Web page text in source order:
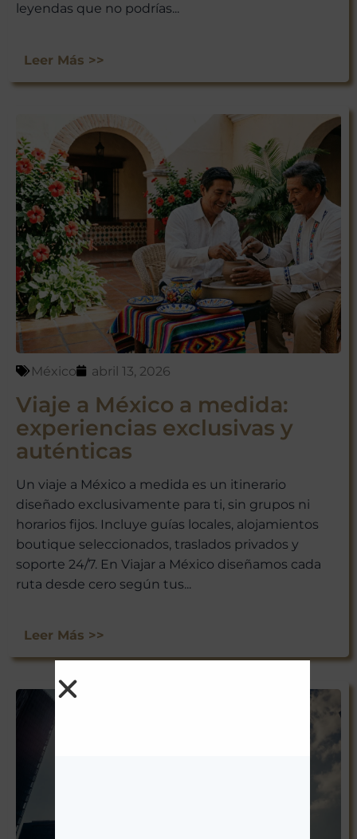
leyendas que no podrías...
Leer Más >>
México abril 13, 2026
Viaje a México a medida:
experiencias exclusivas y
auténticas
Un viaje a México a medida es un itinerario
diseñado exclusivamente para ti, sin grupos ni
horarios fijos. Incluye guías locales, alojamientos
boutique seleccionados, traslados privados y
soporte 24/7. En Viajar a México diseñamos cada
ruta desde cero según tus...
Leer Más >>